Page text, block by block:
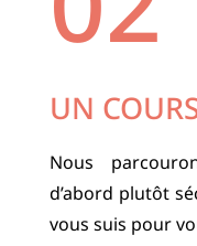
UN
Nous
d’abord plutôt
vous suis pour